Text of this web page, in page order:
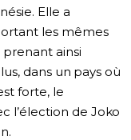
Elle a
les mêmes
ainsi
dans un pays où
forte, le
l’élection de Joko